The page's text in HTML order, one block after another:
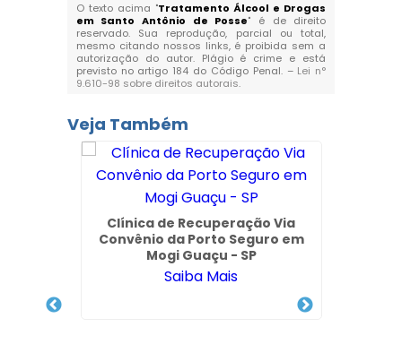
O texto acima "Tratamento Álcool e Drogas
em Santo Antônio de Posse" é de direito
reservado. Sua reprodução, parcial ou total,
mesmo citando nossos links, é proibida sem a
autorização do autor. Plágio é crime e está
previsto no artigo 184 do Código Penal. – Lei n°
9.610-98 sobre direitos autorais.
Veja Também
Clínica de Recuperação Via
Convênio da Porto Seguro em
Mogi Guaçu - SP
Saiba Mais